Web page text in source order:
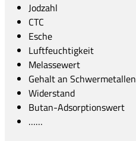
Jodzahl
CTC
Esche
Luftfeuchtigkeit
Melassewert
Gehalt an Schwermetallen
Widerstand
Butan-Adsorptionswert
……